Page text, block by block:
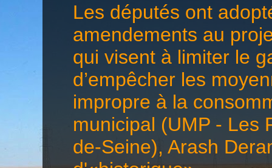
Les députés ont
amendements au
qui visent à limiter le
d’empêcher les
impropre à la
municipal (UMP - Les
de-Seine), Arash